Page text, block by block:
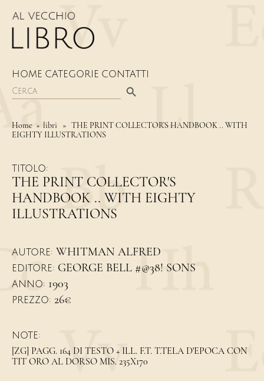
HOME CATEGORIE CONTATTI
Search
for:
Home » libri » THE PRINT COLLECTOR’S HANDBOOK .. WITH
EIGHTY ILLUSTRATIONS
TITOLO:
THE PRINT COLLECTOR'S
HANDBOOK .. WITH EIGHTY
ILLUSTRATIONS
AUTORE: WHITMAN ALFRED
EDITORE: GEORGE BELL #@38! SONS
ANNO: 1903
PREZZO: 26€
NOTE:
[ZG] PAGG. 164 DI TESTO + ILL. F.T. T.TELA D'EPOCA CON
TIT ORO AL DORSO MIS. 235X170